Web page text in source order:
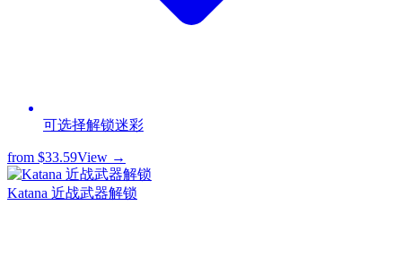
可选择解锁迷彩
from $33.59View →
Katana 近战武器解锁